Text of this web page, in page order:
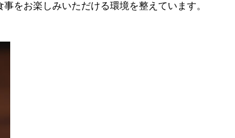
をお楽しみいただける環境を整えています。